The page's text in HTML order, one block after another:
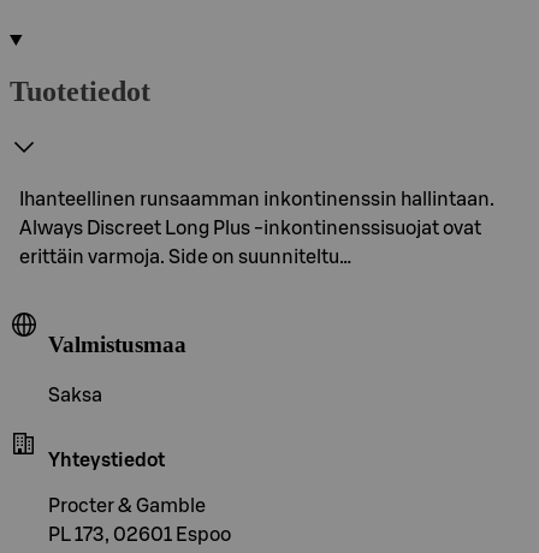
Tuotetiedot
Ihanteellinen runsaamman inkontinenssin hallintaan.
Always Discreet Long Plus -inkontinenssisuojat ovat
erittäin varmoja. Side on suunniteltu…
Valmistusmaa
Saksa
Yhteystiedot
Procter & Gamble
PL 173, 02601 Espoo